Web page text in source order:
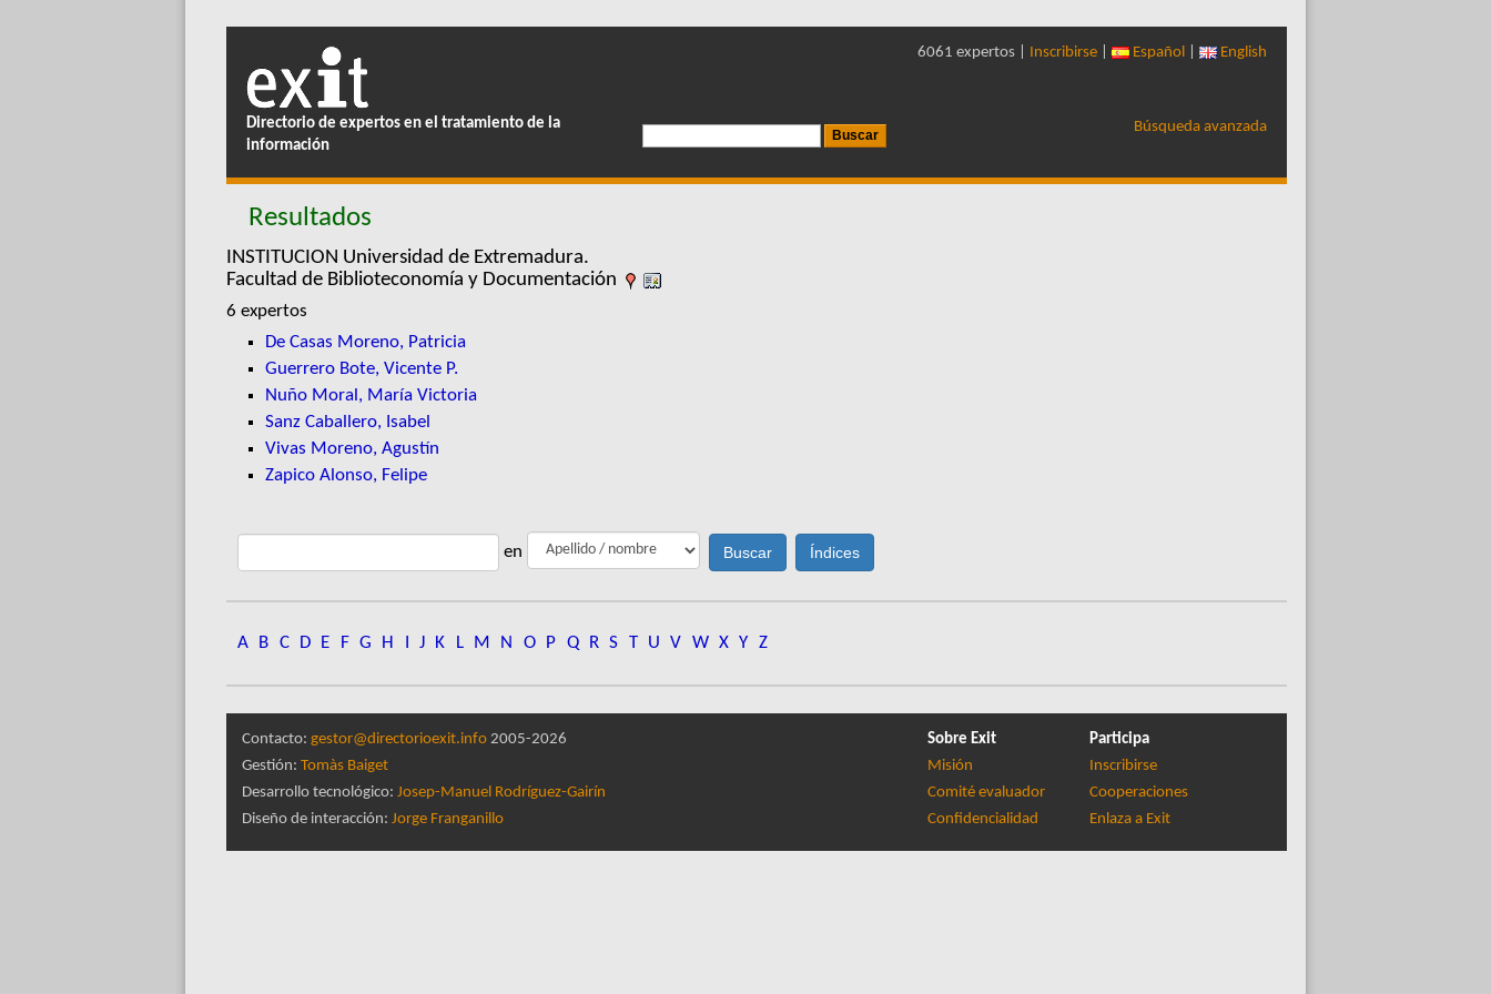
Directorio de expertos en el tratamiento de la
información
6061 expertos | Inscribirse Español English
Búsqueda avanzada
Resultados
INSTITUCION Universidad de Extremadura.
Facultad de Biblioteconomía y Documentación
6 expertos
De Casas Moreno, Patricia
Guerrero Bote, Vicente P.
Nuño Moral, María Victoria
Sanz Caballero, Isabel
Vivas Moreno, Agustín
Zapico Alonso, Felipe
en
A B C D E F G H J K L M N O P Q R S T U V W X Y Z
Contacto: gestor@directorioexit.info 2005-2026
Gestión: Tomàs Baiget
Desarrollo tecnológico: Josep-Manuel Rodríguez-Gairín
Diseño de interacción: Jorge Franganillo
Sobre Exit
Misión
Comité evaluador
Confidencialidad
Participa
Inscribirse
Cooperaciones
Enlaza a Exit